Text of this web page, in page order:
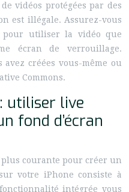
vidéos protégées par des
est illégale. Assurez-vous
pour utiliser la vidéo que
écran de verrouillage.
créées vous-même ou
Commons.
utiliser live
fond d’écran
courante pour créer un
votre iPhone consiste à
intégrée vous